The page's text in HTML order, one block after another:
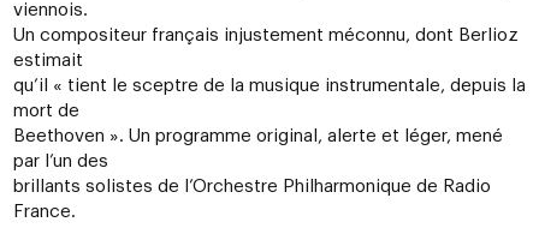
viennois.
Un compositeur français injustement méconnu, dont Berlioz
estimait
qu’il « tient le sceptre de la musique instrumentale, depuis la
mort de
Beethoven ». Un programme original, alerte et léger, mené
par l’un des
brillants solistes de l’Orchestre Philharmonique de Radio
France.